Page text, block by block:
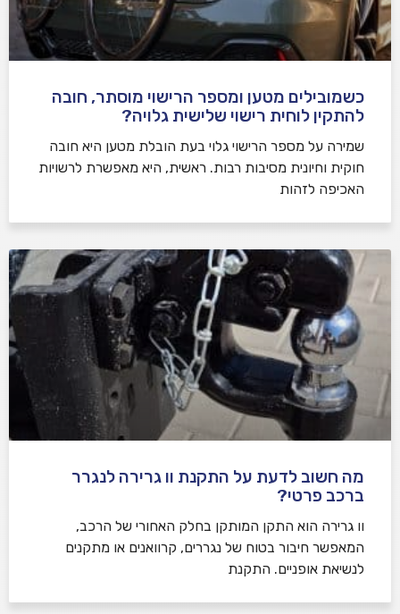
כשמובילים מטען ומספר הרישוי מוסתר, חובה
להתקין לוחית רישוי שלישית גלויה?
שמירה על מספר הרישוי גלוי בעת הובלת מטען היא חובה
חוקית וחיונית מסיבות רבות. ראשית, היא מאפשרת לרשויות
האכיפה לזהות
מה חשוב לדעת על התקנת וו גרירה לנגרר
ברכב פרטי?
וו גרירה הוא התקן המותקן בחלק האחורי של הרכב,
המאפשר חיבור בטוח של נגררים, קרוואנים או מתקנים
לנשיאת אופניים. התקנת